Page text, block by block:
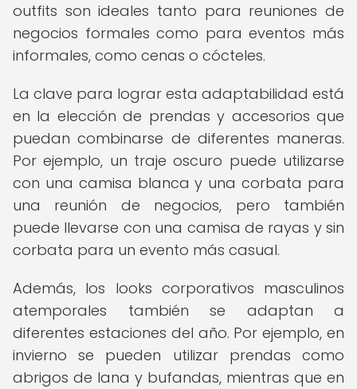
outfits son ideales tanto para reuniones de
negocios formales como para eventos más
informales, como cenas o cócteles.
La clave para lograr esta adaptabilidad está
en la elección de prendas y accesorios que
puedan combinarse de diferentes maneras.
Por ejemplo, un traje oscuro puede utilizarse
con una camisa blanca y una corbata para
una reunión de negocios, pero también
puede llevarse con una camisa de rayas y sin
corbata para un evento más casual.
Además, los looks corporativos masculinos
atemporales también se adaptan a
diferentes estaciones del año. Por ejemplo, en
invierno se pueden utilizar prendas como
abrigos de lana y bufandas, mientras que en